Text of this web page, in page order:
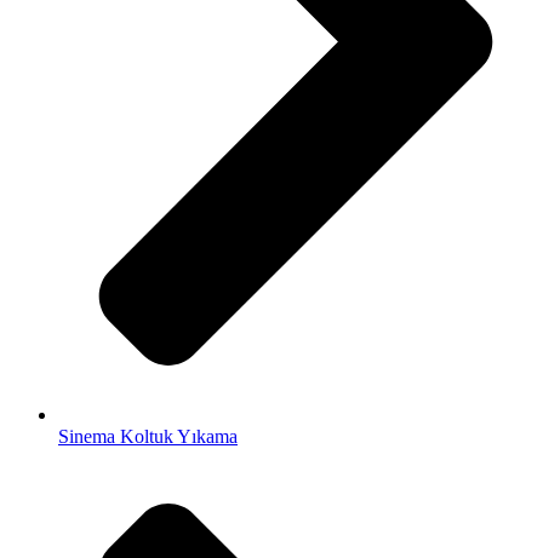
Sinema Koltuk Yıkama